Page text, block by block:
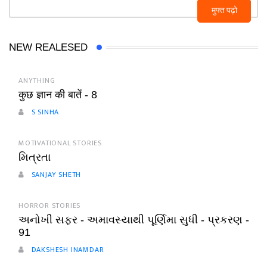
मुफ्त पढ़ो
NEW REALESED
ANYTHING
कुछ ज्ञान की बातें - 8
S SINHA
MOTIVATIONAL STORIES
મિત્રતા
SANJAY SHETH
HORROR STORIES
અનોખી સફર - અમાવસ્યાથી પૂર્ણિમા સુધી - પ્રકરણ -
91
DAKSHESH INAMDAR